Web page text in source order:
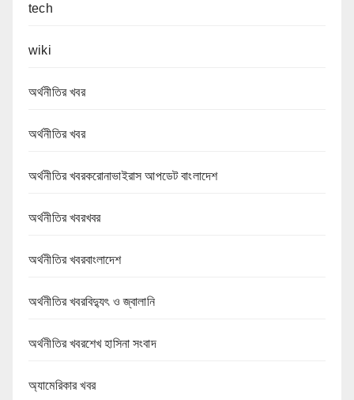
tech
wiki
অর্থনীতির খবর
অর্থনীতির খবর
অর্থনীতির খবরকরোনাভাইরাস আপডেট বাংলাদেশ
অর্থনীতির খবরখবর
অর্থনীতির খবরবাংলাদেশ
অর্থনীতির খবরবিদ্যুৎ ও জ্বালানি
অর্থনীতির খবরশেখ হাসিনা সংবাদ
অ্যামেরিকার খবর